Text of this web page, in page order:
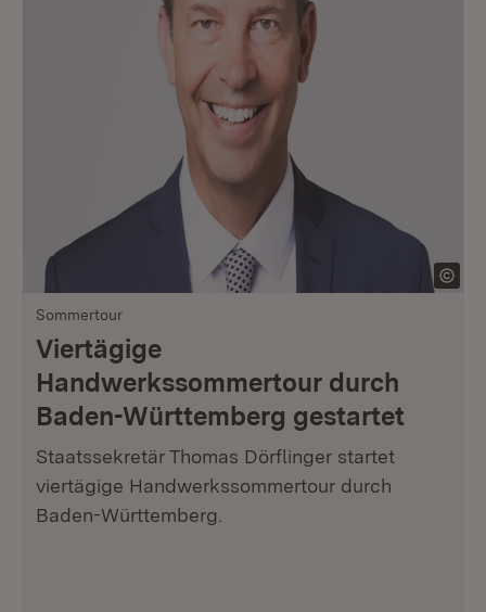
Sommertour
Viertägige
Handwerkssommertour durch
Baden-Württemberg gestartet
Staatssekretär Thomas Dörflinger startet
viertägige Handwerkssommertour durch
Baden-Württemberg.